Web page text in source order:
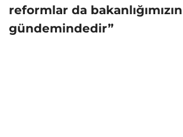
reformlar da bakanlığımızın
gündemindedir”